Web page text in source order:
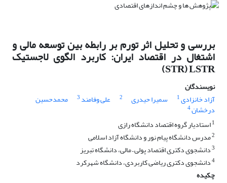
بررسی و تحلیل اثر تورم بر رابطه بین توسعه مالی و
اشتغال در اقتصاد ایران: کاربرد الگوی لاجستیک
STR) LSTR)
نویسندگان
آزاد خانزادی1 سمیرا حیدری 2 علی وفامند 3 محمدحسین
درخشان4
1استادیار گروه اقتصاد دانشگاه رازی
2مدرس دانشگاه پیام نور و دانشگاه آزاد اسلامی
3دانشجوی دکتری اقتصاد پولی – مالی، دانشگاه تبریز
4دانشجوی دکتری ریاضی کاربردی، دانشگاه شهرکرد
چکیده